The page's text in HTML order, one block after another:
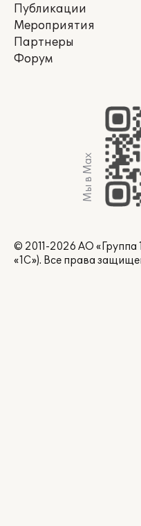
Публикации
Мероприятия
Партнеры
Форум
Мы в Max
© 2011-2026 АО
«1С»). Все права